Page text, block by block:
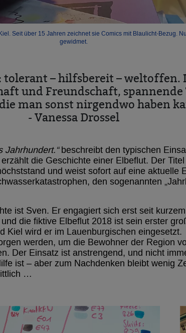
Seit über 15 Jahren zeichnet sie Comics mit Blaulicht-Bezug.
gewidmet.
– hilfsbereit – weltoffen.
und Freundschaft,
man sonst nirgendwo haben
- Vanessa Drossel
Jahrhundert.“beschreibt den typischen
die Geschichte einer Elbeflut. Der
und weist sofort auf eine aktuelle
den sogenannten
ist Sven. Er engagiert sich erst seit
die fiktive Elbeflut 2018 ist sein erster
Kiel wird er im Lauenburgischen
werden, um die Bewohner der Region
Der Einsatz ist anstrengend, und nicht
ist – aber zum Nachdenken bleibt wenig
…